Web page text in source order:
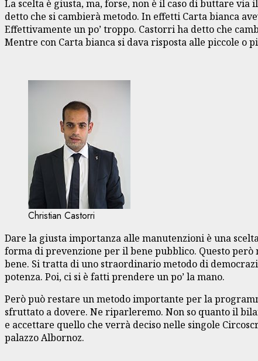
La scelta è giusta, ma, forse, non è il caso di buttare
detto che si cambierà metodo. In effetti Carta bianca
Effettivamente un po’ troppo. Castorri ha detto che
Mentre con Carta bianca si dava risposta alle piccole o
Christian Castorri
Dare la giusta importanza alle manutenzioni è una
forma di prevenzione per il bene pubblico. Questo
bene. Si tratta di uno straordinario metodo di
potenza. Poi, ci si è fatti prendere un po’ la mano.
Però può restare un metodo importante per la
sfruttato a dovere. Ne riparleremo. Non so quanto il
e accettare quello che verrà deciso nelle singole
palazzo Albornoz.